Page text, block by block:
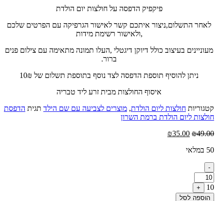
פיקפיק הדפסה על חולצות יום הולדת
לאחר התשלום,ניצור איתכם קשר לאישור הגרפיקה עם הפרטים שלכם
,ולאישור רשימת מידות
מעוניינים בעיצוב כולל דיוקן דיגטלי ,העלו תמונה מתאימה עם צילום פנים
ברור.
ניתן להוסיף תוספת הדפסה לצד נוסף בתוספת תשלום של 10₪
איסוף החולצות מבית זרע ליד טבריה
קטגוריות חולצות ליום הולדת, מוצרים לצביעה עם שם הילד תגית הדפסת
חולצות ליום הולדת ברמת השרון
₪49.00
המחיר
היה:
₪35.00
50 במלאי
Quantity
-
10
+
הוספה לסל